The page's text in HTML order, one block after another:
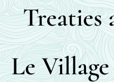
Treaties
Le Village